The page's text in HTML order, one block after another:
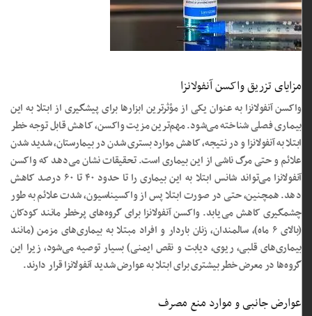
مزایای تزریق واکسن آنفولانزا
واکسن آنفولانزا به عنوان یکی از مؤثرترین ابزارها برای پیشگیری از ابتلا به این
بیماری فصلی شناخته می‌شود. مهم‌ترین مزیت واکسن، کاهش قابل توجه خطر
ابتلا به آنفولانزا و در نتیجه، کاهش موارد بستری شدن در بیمارستان، شدید شدن
علائم و حتی مرگ ناشی از این بیماری است. تحقیقات نشان می‌دهد که واکسن
آنفولانزا می‌تواند شانس ابتلا به این بیماری را تا حدود ۴۰ تا ۶۰ درصد کاهش
دهد. همچنین، حتی در صورت ابتلا پس از واکسیناسیون، شدت علائم به طور
چشمگیری کاهش می‌یابد. واکسن آنفولانزا برای گروه‌های پرخطر مانند کودکان
(بالای ۶ ماه)، سالمندان، زنان باردار و افراد مبتلا به بیماری‌های مزمن (مانند
بیماری‌های قلبی، ریوی، دیابت و نقص ایمنی) بسیار توصیه می‌شود، زیرا این
گروه‌ها در معرض خطر بیشتری برای ابتلا به عوارض شدید آنفولانزا قرار دارند.
عوارض جانبی و موارد منع مصرف